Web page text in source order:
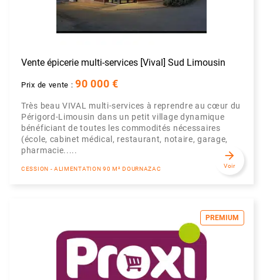
Vente épicerie multi-services [Vival] Sud Limousin
Prix de vente :90 000 €
Très beau VIVAL multi-services à reprendre au cœur du
Périgord-Limousin dans un petit village dynamique
bénéficiant de toutes les commodités nécessaires
(école, cabinet médical, restaurant, notaire, garage,
pharmacie.....
CESSION - ALIMENTATION 90 M² DOURNAZAC
arrow_forward
Voir
PREMIUM